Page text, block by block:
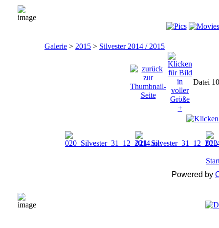
Galerie > 2015 > Silvester 2014 / 2015
Datei
Powered by